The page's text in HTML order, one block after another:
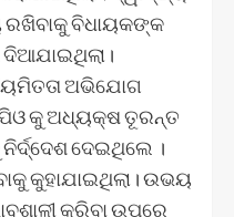
ରଖିବାକୁ ବିଧାୟକଙ୍କ
ଦିଆଯାଇଥିଲା।
ଅଭିଯୋଗ
କୁ ଅଧ୍ୟକ୍ଷ ତୂରନ୍ତ
ଦେଇଥିଲେ ।
କୁହାଯାଇଥିଲା। ଉଭୟ
କରିବା ଉପରେ